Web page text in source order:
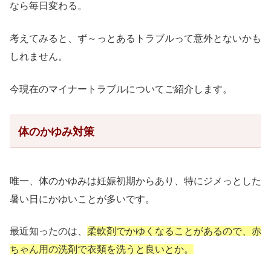
なら毎日変わる。
考えてみると、ず～っとあるトラブルって意外とないかも
しれません。
今現在のマイナートラブルについてご紹介します。
体のかゆみ対策
唯一、体のかゆみは妊娠初期からあり、特にジメっとした
暑い日にかゆいことが多いです。
最近知ったのは、 柔軟剤でかゆくなることがあるので、赤
ちゃん用の洗剤で衣類を洗うと良いとか。